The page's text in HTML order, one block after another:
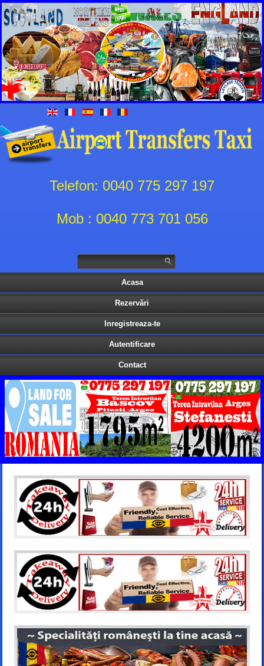
Telefon: 0040 775 297 197
Mob : 0040 773 701 056
Acasa
Rezervări
Inregistreaza-te
Autentificare
Contact